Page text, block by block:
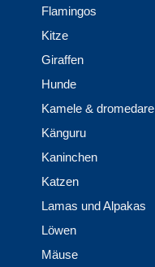
Flamingos
Kitze
Giraffen
Hunde
Kamele & dromedare
Känguru
Kaninchen
Katzen
Lamas und Alpakas
Löwen
Mäuse